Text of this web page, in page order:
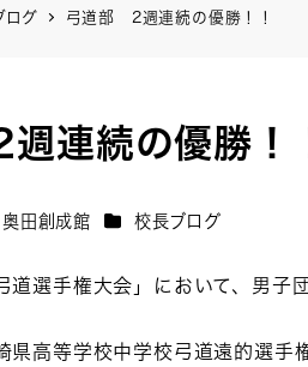
ログ 弓道部 2週連続の優勝！！
連続の優勝！
著
奥田創成館 カテゴリー
校長ブログ
道選手権大会」において、男子
県高等学校中学校弓道遠的選手